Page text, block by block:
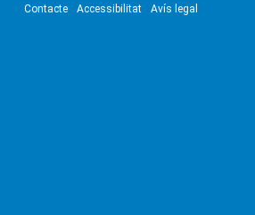
Contacte Accessibilitat Avís legal